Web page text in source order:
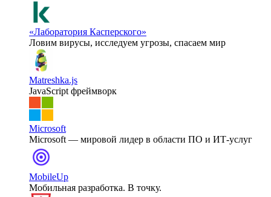
«Лаборатория Касперского»
Ловим вирусы, исследуем угрозы, спасаем мир
Matreshka.js
JavaScript фреймворк
Microsoft
Microsoft — мировой лидер в области ПО и ИТ-услуг
MobileUp
Мобильная разработка. В точку.